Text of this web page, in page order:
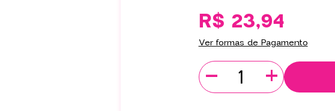
R$ 23,94
Ver formas de Pagamento
- +